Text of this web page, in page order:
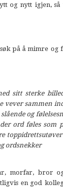
og nytt igjen,
på å mimre og
sitt sterke
vever sammen
og
ord føles som
ordsnekker
morfar, bror og
en god